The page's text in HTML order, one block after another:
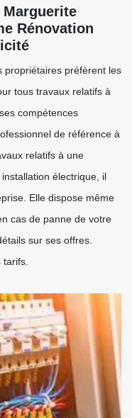
Rénovation
propriétaires préfèrent les
tous travaux relatifs à
compétences
de référence à
relatifs à une
électrique, il
Elle dispose même
cas de panne de votre
sur ses offres.